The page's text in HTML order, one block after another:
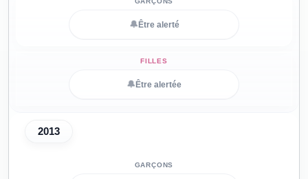
🔔 Être alerté
🔔 Être alertée
2013